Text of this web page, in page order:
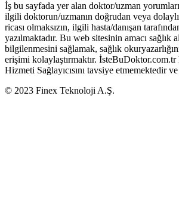
İş bu sayfada yer alan doktor/uzman
ilgili doktorun/uzmanın doğrudan veya
ricası olmaksızın, ilgili hasta/danışan
yazılmaktadır. Bu web sitesinin amacı sağlık
bilgilenmesini sağlamak, sağlık
erişimi kolaylaştırmaktır. İsteBuDoktor.com.tr
Hizmeti Sağlayıcısını tavsiye etmemektedir
© 2023 Finex Teknoloji A.Ş.